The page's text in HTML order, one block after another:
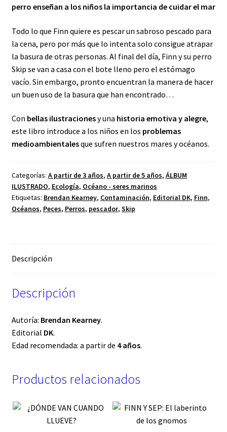
perro enseñan a los niños la importancia de cuidar el mar
Todo lo que Finn quiere es pescar un sabroso pescado para
la cena, pero por más que lo intenta solo consigue atrapar
la basura de otras personas. Al final del día, Finn y su perro
Skip se van a casa con el bote lleno pero el estómago
vacío. Sin embargo, pronto encuentran la manera de hacer
un buen uso de la basura que han encontrado…
Con bellas ilustracionesy una historia emotiva y alegre,
este libro introduce a los niños en los problemas
medioambientalesque sufren nuestros mares y océanos.
Categorías: A partir de 3 años, A partir de 5 años, ÁLBUM
ILUSTRADO, Ecología, Océano - seres marinos
Etiquetas: Brendan Kearney, Contaminación, Editorial DK, Finn,
Océanos, Peces, Perros, pescador, Skip
Descripción
Descripción
Autoría: Brendan Kearney.
Editorial DK.
Edad recomendada: a partir de 4 años.
Productos relacionados